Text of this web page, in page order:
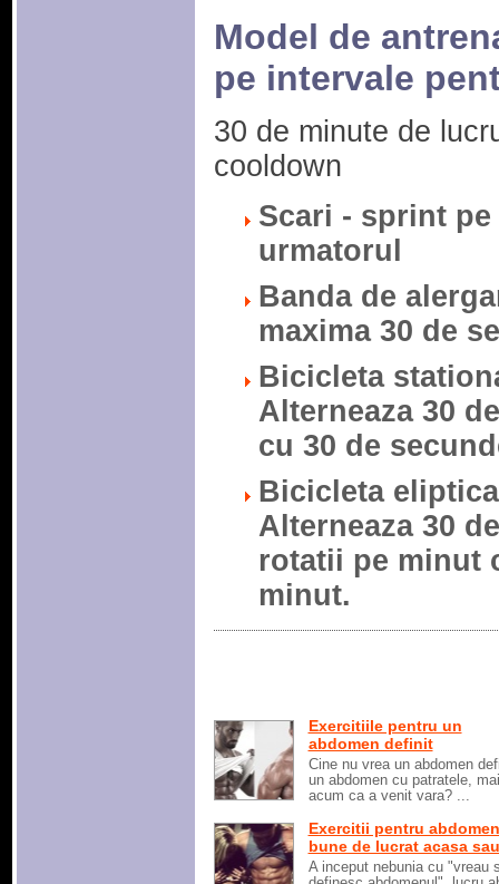
Model de
pe intervale
30 de minute de
cooldown
Scari - sprint
urmatorul
Banda de
maxima 30 de
Bicicleta
Alterneaza 30
cu 30 de
Bicicleta
Alterneaza 30
rotatii pe minut
minut.
Exercitiile pentru un
abdomen definit
Cine nu vrea un abdomen
un abdomen cu patratele,
acum ca a venit vara? ...
Exercitii pentru abdomen
bune de lucrat acasa
A inceput nebunia cu "vreau